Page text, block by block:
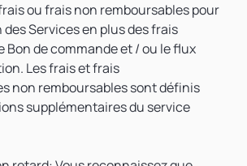
ou frais non remboursables pour
Services en plus des frais
Bon de commande et / ou le flux
Les frais et frais
non remboursables sont définis
supplémentaires du service